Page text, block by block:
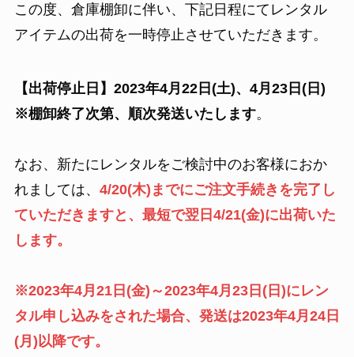
この度、倉庫棚卸に伴い、下記日程にてレンタル
アイテムの出荷を一時停止させていただきます。
【出荷停止日】2023年4月22日(土)、4月23日(日)
※棚卸終了次第、順次発送いたします。
なお、新たにレンタルをご検討中のお客様におか
れましては、 4/20(木)までにご注文手続きを完了し
ていただきますと、最短で翌日4/21(金)に出荷いた
します。
※2023年4月21日(金)～2023年4月23日(日)にレン
タル申し込みをされた場合、発送は2023年4月24日
(月)以降です。